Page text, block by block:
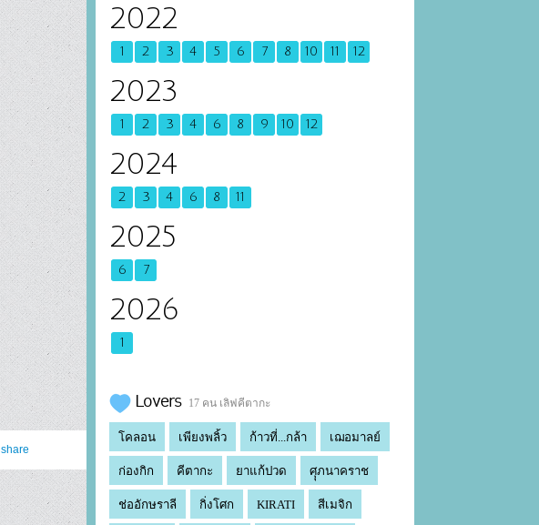
share
2022
1 2 3 4 5 6 7 8 10 11 12
2023
1 2 3 4 6 8 9 10 12
2024
2 3 4 6 8 11
2025
6 7
2026
1
Lovers 17 คน เลิฟคีตากะ
โคลอน เพียงพลิ้ว ก้าวที่...กล้า เฌอมาลย์
ก่องกิก คีตากะ ยาแก้ปวด ศุุภนาคราช
ช่ออักษราลี กิ่งโศก KIRATI สีเมจิก